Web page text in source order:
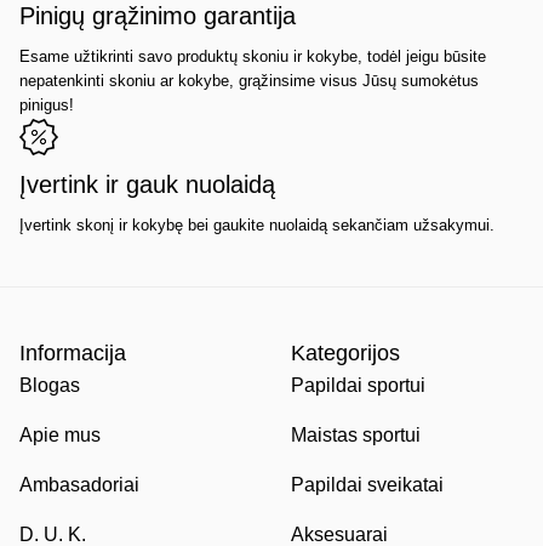
Pinigų grąžinimo garantija
Esame užtikrinti savo produktų skoniu ir kokybe, todėl jeigu būsite
nepatenkinti skoniu ar kokybe, grąžinsime visus Jūsų sumokėtus
pinigus!
Įvertink ir gauk nuolaidą
Įvertink skonį ir kokybę bei gaukite nuolaidą sekančiam užsakymui.
Informacija
Blogas
Apie mus
Ambasadoriai
D. U. K.
Kategorijos
Papildai sportui
Maistas sportui
Papildai sveikatai
Aksesuarai